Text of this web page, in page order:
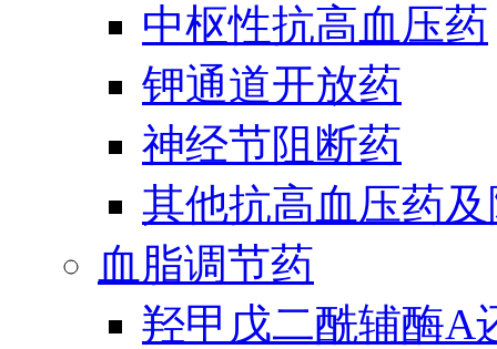
中枢性抗高血压药
钾通道开放药
神经节阻断药
其他抗高血压药
血脂调节药
羟甲戊二酰辅酶A